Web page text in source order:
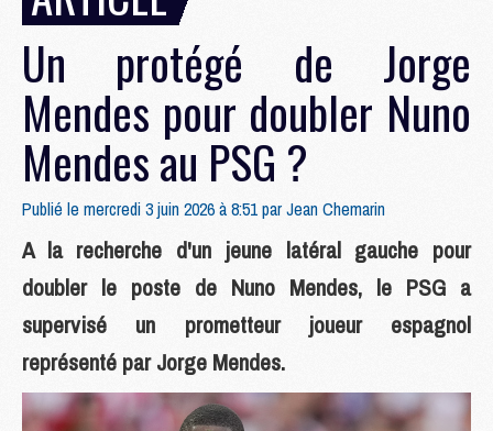
Un protégé de Jorge
Mendes pour doubler Nuno
Mendes au PSG ?
Publié le mercredi 3 juin 2026 à 8:51 parJean Chemarin
A la recherche d'un jeune latéral gauche pour
doubler le poste de Nuno Mendes, le PSG a
supervisé un prometteur joueur espagnol
représenté par Jorge Mendes.